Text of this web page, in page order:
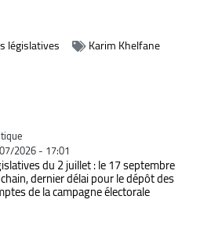
législatives
Karim Khelfane
2026 - 17:01
du 2 juillet : le 17 septembre
dernier délai pour le dépôt des
de la campagne électorale